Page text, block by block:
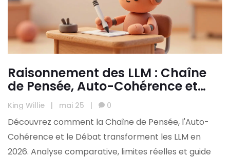
Raisonnement des LLM : Chaîne
de Pensée, Auto-Cohérence et
Débat
King Willie | mai 25 | 0
Découvrez comment la Chaîne de Pensée, l'Auto-
Cohérence et le Débat transforment les LLM en
2026. Analyse comparative, limites réelles et guide